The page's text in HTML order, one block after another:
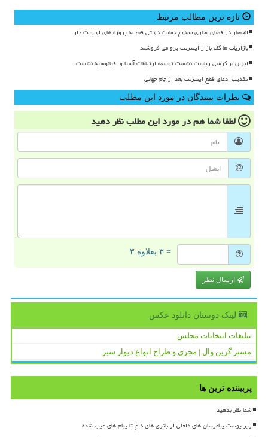
تازه ترین مطالب مرتبط
انحصار در فضای مجازی ممنوع حمایت دولتی فقط به پروژه های اولویت دار
بازاریاب ها کف بازار اینترنت پرو می فروشند
ایران بر کرسی ریاست نشست توسعه ارتباطات آسیا و اقیانوسیه نشست
تکذیب ادعای قطع اینترنت بعد از جام جهانی
نظرات بینندگان در مورد این مطلب
لطفا شما همدر مورد این مطلبنظر دهید
= ۳ بعلاوه ۳
ارسال نظر
لینک دوستان دانلود عكس
تبلیغات انتخابات مجلس
مستر گرین وال | مجری و طراح انواع دیوار سبز
پربیننده ترین ها
شما نظر بدهید
زیر پوست پیامرسان های داخلی از باتری های داغ تا پیام های غیب شده